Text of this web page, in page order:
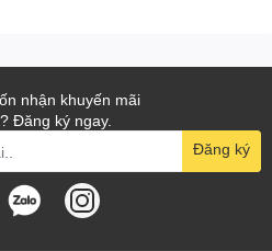
nhận khuyến mãi
Đăng ký ngay.
Đăng ký